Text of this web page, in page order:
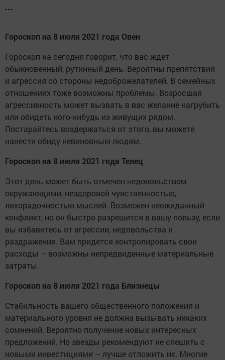
...
Гороскоп на 8 июля 2021 года Овен
Гороскоп на сегодня говорит, что вас ждет
обыкновенный, рутинный день. Вероятны препятствия
и агрессия со стороны недоброжелателей. В семейных
отношениях тоже возможны проблемы. Возросшая
агрессивность может вызвать в вас желание нагрубить
или обидеть кого-нибудь из живущих рядом.
Постарайтесь воздержаться от этого, вы можете
нанести обиду невиновным людям.
Гороскоп на 8 июля 2021 года Телец
Этот день может быть отмечен недовольством
окружающими, нездоровой чувственностью,
лихорадочностью мыслей. Возможен неожиданный
конфликт, но он быстро разрешится в вашу пользу, если
вы избавитесь от агрессии, недовольства и
раздражения. Вам придется контролировать свои
расходы – возможны непредвиденные материальные
затраты.
Гороскоп на 8 июля 2021 года Близнецы
Стабильность вашего общественного положения и
материального уровня не должна вызывать никаких
сомнений. Вероятно получение новых интересных
предложений. Но звезды рекомендуют не спешить с
новыми инвестициями – лучше отложить их. Многие